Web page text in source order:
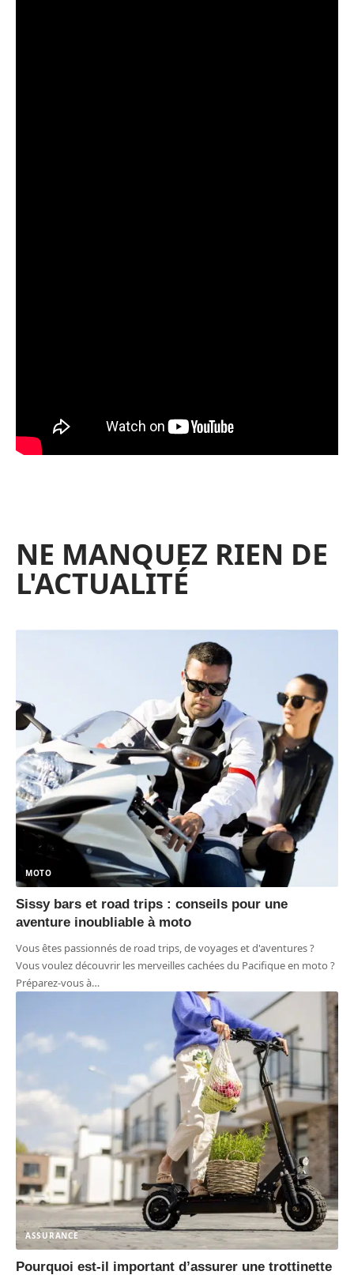
NE MANQUEZ RIEN DE
L'ACTUALITÉ
MOTO
Sissy bars et road trips : conseils pour une
aventure inoubliable à moto
Vous êtes passionnés de road trips, de voyages et d'aventures ?
Vous voulez découvrir les merveilles cachées du Pacifique en moto ?
Préparez-vous à…
ASSURANCE
Pourquoi est-il important d’assurer une trottinette